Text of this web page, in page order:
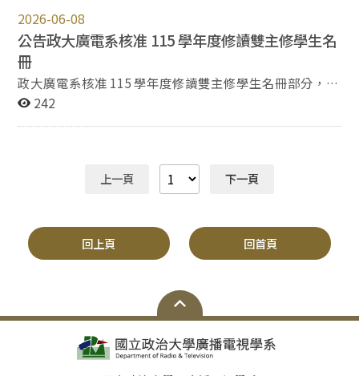
紀錄片的形式與主角和觀眾一同探討跨越邊界與持續流
動。製作展中，《過境》以被攝者的照片、紀錄片
trailer、仿擬的標語等拼組出展覽裝置，影片播映則安排
在次週的《未竟之間》影展系列活動。 ↑ 紀錄片《過
境》將主角的過往照片以殘缺的形式呈現，引領觀眾進入
主角與被迫與過去割捨的處境。（照片提供：鍾適芳） 何
慕昀的《A Hint From Yours》作品以實驗影像的形式展現
斑」，書寫一場此刻對過去、陌生且複數的「我（創作
片提供：何慕昀） 蕭雅甄、方翊豪與顧晟安共同創作的音
樂影像作品《關係標本》以兩把吉他的音符與第三人視角
的鏡頭，描繪出在感情中陷入「以愛為名」的束縛與控制
與觀眾一起探問情感中的自我。除了音樂與 MV 創作外，
製作展現場也以裝置的形式再現 MV 的場景。 ↑ 音樂影像
作品《關係標本》透過聲音與影像描繪情感中的關係與內
心掙扎。（照片提供：鍾適芳） 劇場單元：時空與選擇的
系統、輸入資料、登記選課並列印申請表單，經相關單位
審核同意、繳納學分費後，送註冊組登錄選課資料。 為發
送選課結果，請同學事先確認電子郵件帳號之正確性，並
於規定期間內透過網路或電子郵件信箱查詢選課結果，亦
可於選課期間透過選課系統之「課表」頁籤，取得即時的
課表。 選課日程表及選課相關訊息另公告於教務處網站／
服務項目／選課/本校選課。
2026-06-08
公告政大廣電系核准 115 學年度修讀雙主修學生名
冊
政大廣電系核准 115 學年度修讀雙主修學生名冊部分，請
見下方 PDF 檔案。
242
上一頁 下一頁
回上頁 回首頁